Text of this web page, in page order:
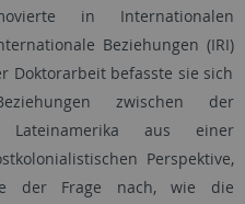
in Internationalen
Beziehungen (IRI)
Doktorarbeit befasste sie sich
zwischen der
aus einer
Perspektive,
der Frage nach, wie die